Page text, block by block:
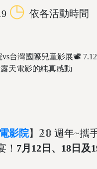
◷依各活動時間
影院】𝟚𝟘 週年~攜
！ 7月12日、18日及